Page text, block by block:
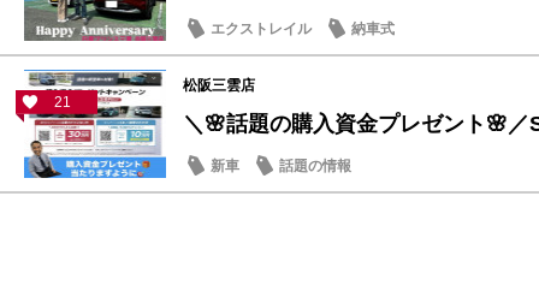
エクストレイル 納車式
21
松阪三雲店
＼🌸話題の購入資金プレゼント🌸／
新車 話題の情報